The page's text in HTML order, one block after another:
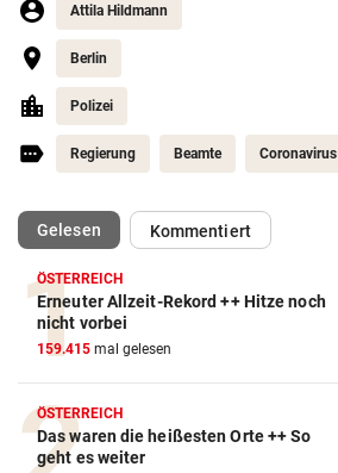
Attila Hildmann
Berlin
Polizei
Regierung Beamte Coronavirus
Gelesen(ausgewählt)Kommentiert
ÖSTERREICH
Erneuter Allzeit-Rekord ++ Hitze noch
nicht vorbei
159.415 mal gelesen
ÖSTERREICH
Das waren die heißesten Orte ++ So
geht es weiter